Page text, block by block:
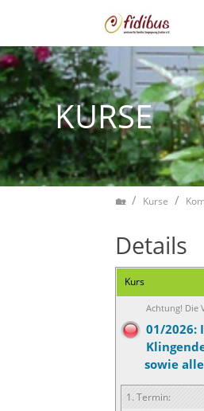
Zum Inhalt springen
KURSE
HomeKurse
Details
Kurs
Achtung! Die
01/2026:
sowie
1. Termin: